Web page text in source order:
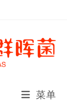
菜单